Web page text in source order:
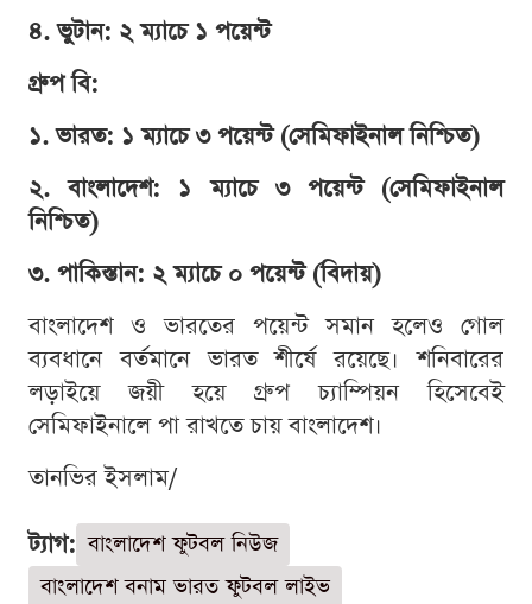
৪. ভুটান: ২ ম্যাচে ১ পয়েন্ট
গ্রুপ বি:
১. ভারত: ১ ম্যাচে ৩ পয়েন্ট (সেমিফাইনাল নিশ্চিত)
২. বাংলাদেশ: ১ ম্যাচে ৩ পয়েন্ট (সেমিফাইনাল
নিশ্চিত)
৩. পাকিস্তান: ২ ম্যাচে ০ পয়েন্ট (বিদায়)
বাংলাদেশ ও ভারতের পয়েন্ট সমান হলেও গোল
ব্যবধানে বর্তমানে ভারত শীর্ষে রয়েছে। শনিবারের
লড়াইয়ে জয়ী হয়ে গ্রুপ চ্যাম্পিয়ন হিসেবেই
সেমিফাইনালে পা রাখতে চায় বাংলাদেশ।
তানভির ইসলাম/
ট্যাগ: বাংলাদেশ ফুটবল নিউজ
বাংলাদেশ বনাম ভারত ফুটবল লাইভ